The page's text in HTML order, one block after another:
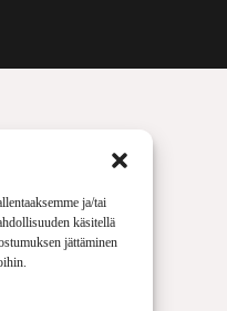
ja/tai
käsitellä
jättäminen